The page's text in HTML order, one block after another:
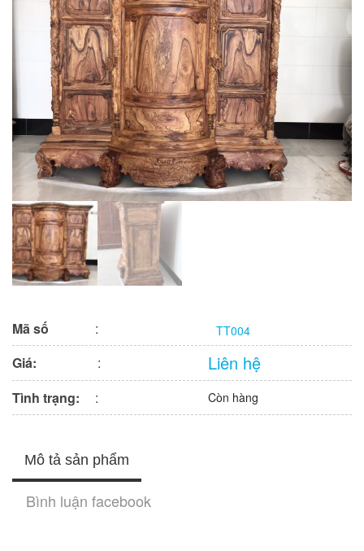
Mã số : TT004
Giá: : Liên hệ
Tình trạng: : Còn hàng
Mô tả sản phẩm
Bình luận facebook